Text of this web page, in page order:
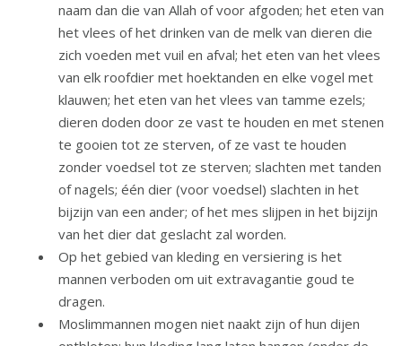
naam dan die van Allah of voor afgoden; het eten van
het vlees of het drinken van de melk van dieren die
zich voeden met vuil en afval; het eten van het vlees
van elk roofdier met hoektanden en elke vogel met
klauwen; het eten van het vlees van tamme ezels;
dieren doden door ze vast te houden en met stenen
te gooien tot ze sterven, of ze vast te houden
zonder voedsel tot ze sterven; slachten met tanden
of nagels; één dier (voor voedsel) slachten in het
bijzijn van een ander; of het mes slijpen in het bijzijn
van het dier dat geslacht zal worden.
Op het gebied van kleding en versiering is het
mannen verboden om uit extravagantie goud te
dragen.
Moslimmannen mogen niet naakt zijn of hun dijen